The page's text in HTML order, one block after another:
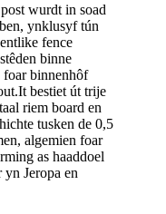
wurdt in soad
ynklusyf tún
fence
binne
binnenhôf
bestiet út trije
riem board en
tusken de 0,5
algemien foar
as haaddoel
Jeropa en